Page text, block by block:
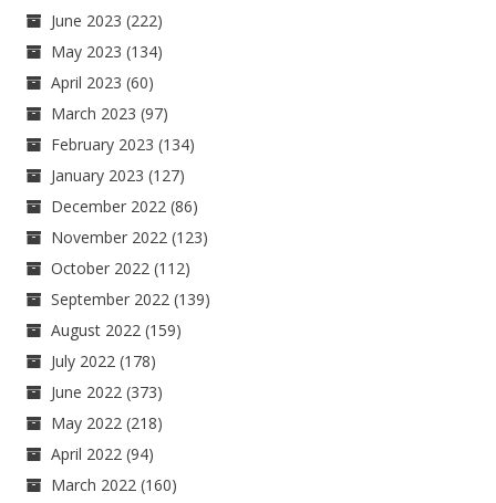
June 2023 (222)
May 2023 (134)
April 2023 (60)
March 2023 (97)
February 2023 (134)
January 2023 (127)
December 2022 (86)
November 2022 (123)
October 2022 (112)
September 2022 (139)
August 2022 (159)
July 2022 (178)
June 2022 (373)
May 2022 (218)
April 2022 (94)
March 2022 (160)